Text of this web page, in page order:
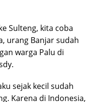
Sulteng, kita coba
urang Banjar sudah
warga Palu di
sejak kecil sudah
Karena di Indonesia,